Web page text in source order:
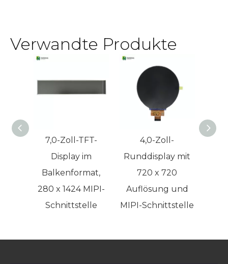
oder HDMI
Module
verstehen
Verwandte Produkte
7,0-Zoll-TFT-
Display im
Balkenformat,
280 x 1424 MIPI-
Schnittstelle
4,0-Zoll-
Runddisplay mit
720 x 720
Auflösung und
MIPI-Schnittstelle
4,3-